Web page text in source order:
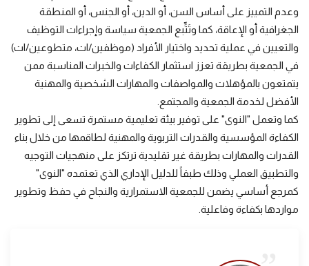
وعدم التمييز على أساس السن، أو الدين، أو الجنس، أو المنطقة
الجغرافية أو الإعاقة، كما وتَتِّبع الجمعية سياسة وإجراءات التوظيف
والتعيين في عملية تحديد واختيار الأفراد (موظفين/ات، متطوعين/ات)
في الجمعية بطريقة تعزز استثمار الكفاءات والخبرات المناسبة ممن
يتمتعون بالمؤهلات والمواصفات والمهارات الشخصية والمهنية
الأفضل لخدمة الجمعية والمجتمع.
كما وتعمل "النوى" على توفير بيئة تعليمية مستمرة تسعى إلى تطوير
الكفاءة المؤسسية والقدرات التربوية والمهنية لطاقمها من خلال بناء
القدرات والمهارات بطريقة غير تقليدية ترتكز على منهجيات التوجيه
والتطبيق العملي وذلك طبقاً للدليل الإداري الذي تعتمده "النوى"
كمرجع أساسي يضمن للجمعية الاستمرارية والنجاح في حفظ وتطوير
مواردها بكفاءة وفاعلية.